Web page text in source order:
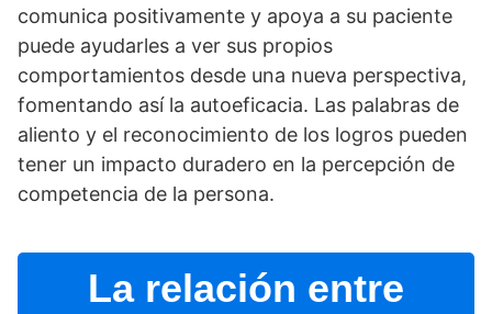
comunica positivamente y apoya a su paciente
puede ayudarles a ver sus propios
comportamientos desde una nueva perspectiva,
fomentando así­ la autoeficacia. Las palabras de
aliento y el reconocimiento de los logros pueden
tener un impacto duradero en la percepción de
competencia de la persona.
La relación entre